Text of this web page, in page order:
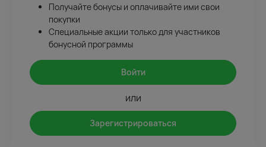
Получайте бонусы и оплачивайте ими свои
покупки
Специальные акции только для участников
бонусной программы
Войти
или
Зарегистрироваться